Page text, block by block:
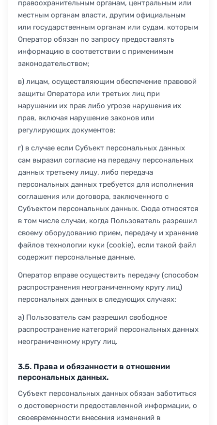
правоохранительным органам, центральным или
местным органам власти, другим официальным
или государственным органам или судам, которым
Оператор обязан по запросу предоставлять
информацию в соответствии с применимым
законодательством;
в) лицам, осуществляющим обеспечение правовой
защиты Оператора или третьих лиц при
нарушении их прав либо угрозе нарушения их
прав, включая нарушение законов или
регулирующих документов;
г) в случае если Субъект персональных данных
сам выразил согласие на передачу персональных
данных третьему лицу, либо передача
персональных данных требуется для исполнения
соглашения или договора, заключенного с
Субъектом персональных данных. Сюда относятся
в том числе случаи, когда Пользователь разрешил
своему оборудованию прием, передачу и хранение
файлов технологии куки (cookie), если такой файл
содержит персональные данные.
Оператор вправе осуществить передачу (способом
распространения неограниченному кругу лиц)
персональных данных в следующих случаях:
а) Пользователь сам разрешил свободное
распространение категорий персональных данных
неограниченному кругу лиц.
3.5. Права и обязанности в отношении
персональных данных.
Субъект персональных данных обязан заботиться
о достоверности предоставленной информации, о
своевременности внесения изменений в